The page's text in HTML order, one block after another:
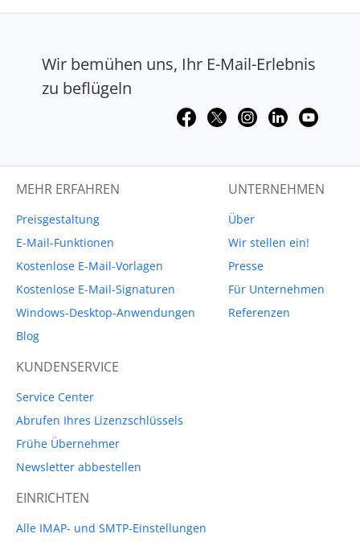
Wir bemühen uns, Ihr E-Mail-Erlebnis
zu beflügeln
MEHR ERFAHREN
Preisgestaltung
E-Mail-Funktionen
Kostenlose E-Mail-Vorlagen
Kostenlose E-Mail-Signaturen
Windows-Desktop-Anwendungen
Blog
UNTERNEHMEN
Über
Wir stellen ein!
Presse
Für Unternehmen
Referenzen
KUNDENSERVICE
Service Center
Abrufen Ihres Lizenzschlüssels
Frühe Übernehmer
Newsletter abbestellen
EINRICHTEN
Alle IMAP- und SMTP-Einstellungen